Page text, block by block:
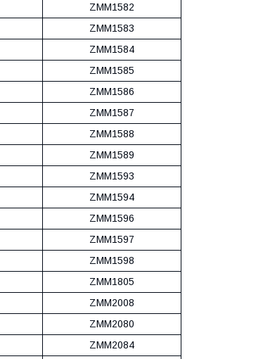
ZMM1582
ZMM1583
ZMM1584
ZMM1585
ZMM1586
ZMM1587
ZMM1588
ZMM1589
ZMM1593
ZMM1594
ZMM1596
ZMM1597
ZMM1598
ZMM1805
ZMM2008
ZMM2080
ZMM2084